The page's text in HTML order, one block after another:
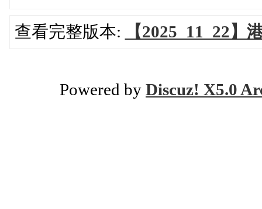
查看完整版本: 【2025_11_22
Powered by Discuz! X5.0